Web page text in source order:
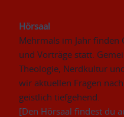
Hörsaal
Mehrmals im Jahr finden
und Vorträge statt.
Theologie, Nerdkultur
wir aktuellen Fragen
geistlich tiefgehend.
[Den Hörsaal findest du